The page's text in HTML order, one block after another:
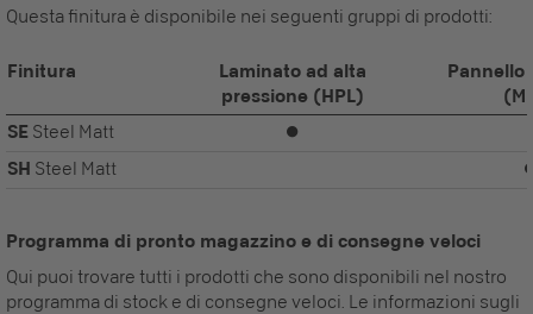
Questa finitura è disponibile nei seguenti gruppi di prodotti:
Finitura
Laminato ad alta
pressione (HPL)
Pannello
SE Steel Matt ⏺
SH Steel Matt
Programma di pronto magazzino e di consegne veloci
Qui puoi trovare tutti i prodotti che sono disponibili nel nostro
programma di stock e di consegne veloci. Le informazioni sugli